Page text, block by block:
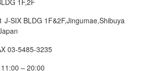
1F,2F
J-SIX BLDG 1F&2F,Jingumae,Shibuya
03-5485-3235
– 20:00